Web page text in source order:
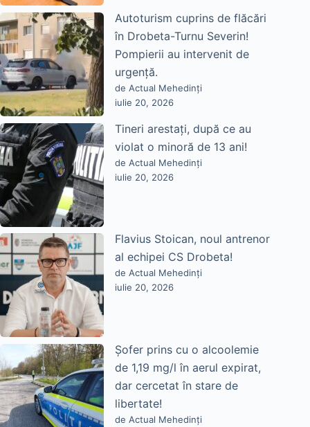
Autoturism cuprins de flăcări
în Drobeta-Turnu Severin!
Pompierii au intervenit de
urgență.
de Actual Mehedinți
iulie 20, 2026
Tineri arestați, după ce au
violat o minoră de 13 ani!
de Actual Mehedinți
iulie 20, 2026
Flavius Stoican, noul antrenor
al echipei CS Drobeta!
de Actual Mehedinți
iulie 20, 2026
Șofer prins cu o alcoolemie
de 1,19 mg/l în aerul expirat,
dar cercetat în stare de
libertate!
de Actual Mehedinți